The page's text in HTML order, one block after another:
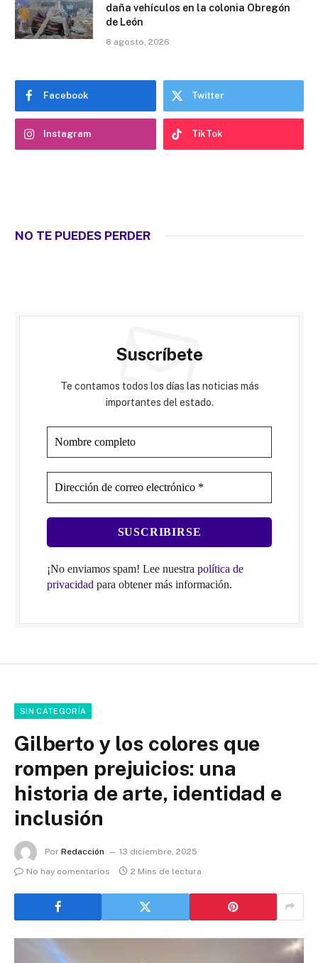
daña vehículos en la colonia Obregón
de León
8 agosto, 2026
Facebook Twitter
Instagram TikTok
NO TE PUEDES PERDER
Suscríbete
Te contamos todos los días las noticias más
importantes del estado.
¡No enviamos spam! Lee nuestra política de
privacidad para obtener más información.
SIN CATEGORÍA
Gilberto y los colores que
rompen prejuicios: una
historia de arte, identidad e
inclusión
Por Redacción
13 diciembre, 2025
No hay comentarios
2 Mins de lectura